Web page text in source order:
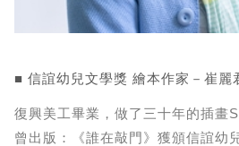
■ 信誼幼兒文學獎 繪本作家－崔麗
復興美工畢業，做了三十年的插畫
曾出版：《誰在敲門》獲頒信誼幼